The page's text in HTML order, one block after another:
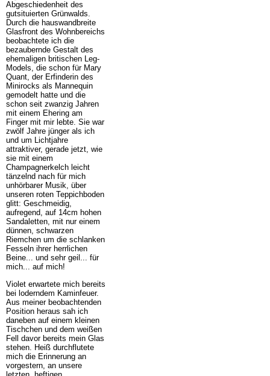
Abgeschiedenheit des
gutsituierten Grünwalds.
Durch die hauswandbreite
Glasfront des Wohnbereichs
beobachtete ich die
bezaubernde Gestalt des
ehemaligen britischen Leg-
Models, die schon für Mary
Quant, der Erfinderin des
Minirocks als Mannequin
gemodelt hatte und die
schon seit zwanzig Jahren
mit einem Ehering am
Finger mit mir lebte. Sie war
zwölf Jahre jünger als ich
und um Lichtjahre
attraktiver, gerade jetzt, wie
sie mit einem
Champagnerkelch leicht
tänzelnd nach für mich
unhörbarer Musik, über
unseren roten Teppichboden
glitt: Geschmeidig,
aufregend, auf 14cm hohen
Sandaletten, mit nur einem
dünnen, schwarzen
Riemchen um die schlanken
Fesseln ihrer herrlichen
Beine... und sehr geil... für
mich... auf mich!
Violet erwartete mich bereits
bei loderndem Kaminfeuer.
Aus meiner beobachtenden
Position heraus sah ich
daneben auf einem kleinen
Tischchen und dem weißen
Fell davor bereits mein Glas
stehen. Heiß durchflutete
mich die Erinnerung an
vorgestern, an unsere